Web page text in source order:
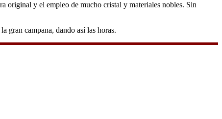
original y el empleo de mucho cristal y materiales nobles. Sin
gran campana, dando así las horas.